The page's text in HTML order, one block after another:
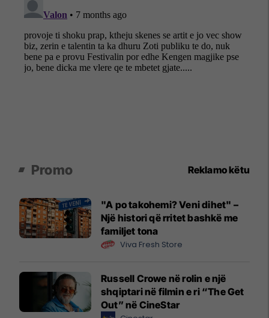
Promo Reklamo këtu
"A po takohemi? Veni dihet" –
Një histori që rritet bashkë me
familjet tona
Viva Fresh Store
Russell Crowe në rolin e një
shqiptari në filmin e ri “The Get
Out” në CineStar